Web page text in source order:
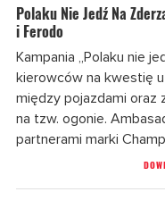
Polaku Nie Jedź Na
i Ferodo
Kampania „Polaku nie
kierowców na kwestię
między pojazdami oraz
na tzw. ogonie.
partnerami marki